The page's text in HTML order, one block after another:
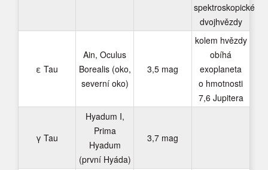
spektroskopické
dvojhvězdy
ε Tau
Ain, Oculus
Borealis (oko,
severní oko)
3,5 mag
kolem hvězdy
obíhá
exoplaneta
o hmotnosti
7,6 Jupitera
γ Tau
Hyadum I,
Prima
Hyadum
(první Hyáda)
3,7 mag